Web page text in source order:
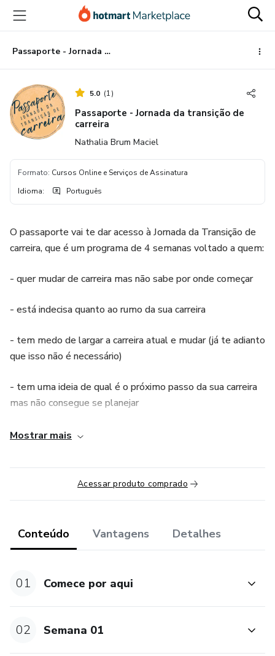
para
conteúdo
principal
para
pagamento
para
rodapé
Passaporte - Jornada da transição de carreira
5.0 (1)
Passaporte - Jornada da transição de
carreira
Nathalia Brum Maciel
Formato: Cursos Online e Serviços de Assinatura
Idioma: Português
O passaporte vai te dar acesso à Jornada da Transição de
carreira, que é um programa de 4 semanas voltado a quem:
- quer mudar de carreira mas não sabe por onde começar
- está indecisa quanto ao rumo da sua carreira
- tem medo de largar a carreira atual e mudar (já te adianto
que isso não é necessário)
- tem uma ideia de qual é o próximo passo da sua carreira
mas não consegue se planejar
- tem um plano de carreira mas não consegue tirar do
Ao longo dessas semanas, iremos trabalhar os 4 pilares da
Embarque comigo nesse Jornada e enxergue a sua carreira
Você vai ser capaz de tomar decisões conscientes, planejar
do papel aos pouquinhos!
Mostrar mais
Acessar produto comprado
Conteúdo Vantagens Detalhes
01 Comece por aqui
02 Semana 01